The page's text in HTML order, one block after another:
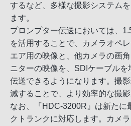
するなど、多様な撮影システム
ます。
プロンプター伝送においては、
を活用することで、カメラオペ
エア用の映像と、他カメラの画
ニターの映像を、SDIケーブルを
伝送できるようになります。撮
減することで、より効率的な撮影
なお、『HDC-3200R』は新たに
クトランクに対応します。カメ